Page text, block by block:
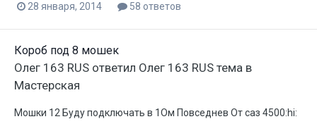
28 января, 2014 58 ответов
Короб под 8 мошек
Олег 163 RUS ответил Олег 163 RUS тема в
Мастерская
Мошки 12 Буду подключать в 1Ом Повседнев От саз 4500:hi: